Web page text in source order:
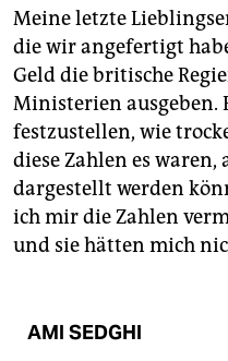
Meine letzte
die wir angefertigt
Geld die britische
Ministerien ausgeben.
festzustellen, wie
diese Zahlen es
dargestellt werden
ich mir die Zahlen
und sie hätten mich
AMI SEDGHI